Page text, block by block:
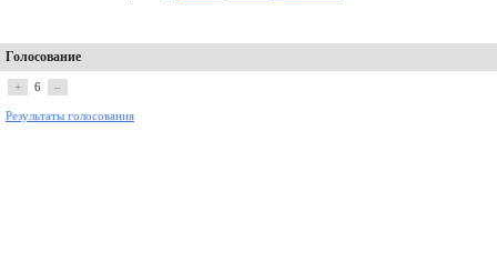
Голосование
+ 6 –
Результаты голосования